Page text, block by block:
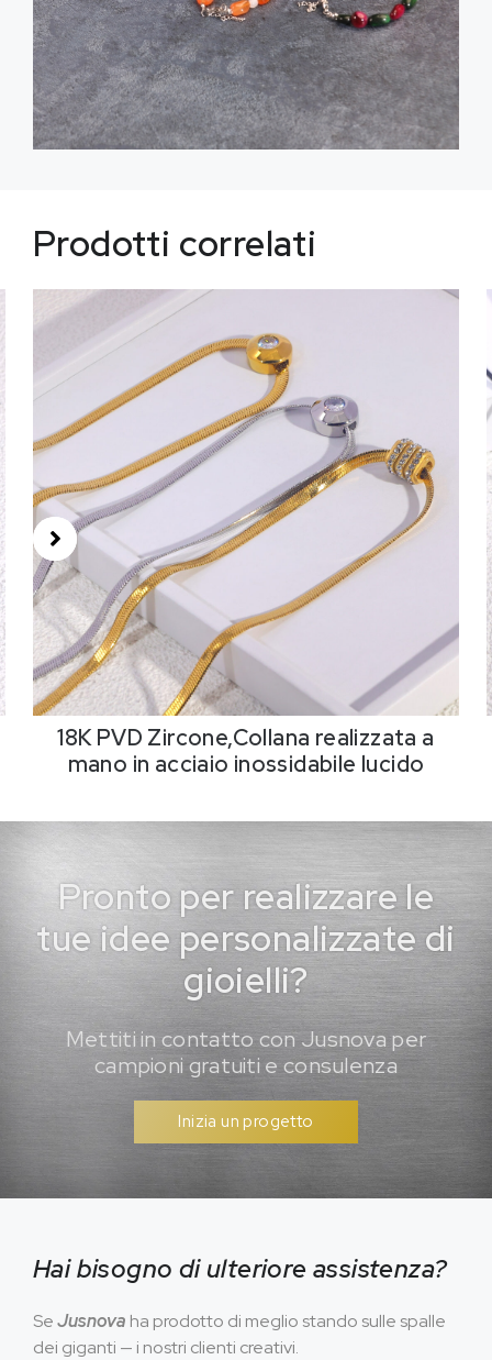
Prodotti correlati
18K PVD Zircone,Collana realizzata a
mano in acciaio inossidabile lucido
Pronto per realizzare le
tue idee personalizzate di
gioielli?
Mettiti in contatto con Jusnova per
campioni gratuiti e consulenza
Inizia un progetto
Hai bisogno di ulteriore assistenza?
SeJusnova ha prodotto di meglio stando sulle spalle
dei giganti — i nostri clienti creativi.